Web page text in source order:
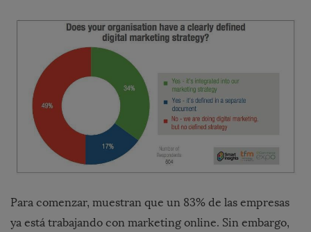
Para comenzar, muestran que un 83% de las empresas
ya está trabajando con marketing online. Sin embargo,